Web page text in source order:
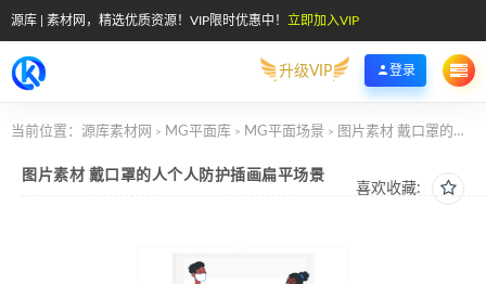
源库 | 素材网，精选优质资源！VIP限时优惠中！ 立即加入VIP
升级VIP 登录
当前位置： 源库素材网 > MG平面库 > MG平面场景 > 图片素材 戴口罩的人个人防护插画扁平场景
喜欢收藏:
图片素材 戴口罩的人个人防护插画扁平场景